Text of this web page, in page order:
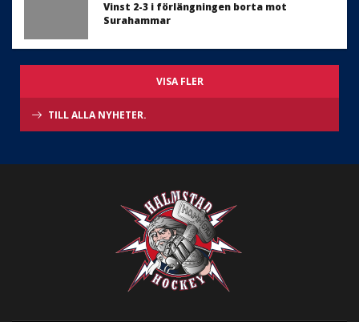
Vinst 2-3 i förlängningen borta mot
Surahammar
VISA FLER
TILL ALLA NYHETER.